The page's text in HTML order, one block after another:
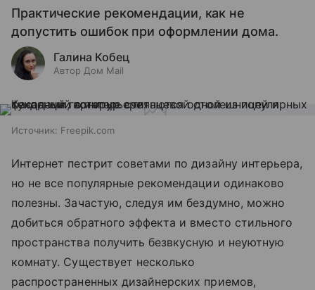
Практические рекомендации, как не
допустить ошибок при оформлении дома.
Галина Кобец
Автор Дом Mail
Источник: Freepik.com
Интернет пестрит советами по дизайну интерьера,
но не все популярные рекомендации одинаково
полезны. Зачастую, следуя им бездумно, можно
добиться обратного эффекта и вместо стильного
пространства получить безвкусную и неуютную
комнату. Существует несколько
распространенных дизайнерских приемов,